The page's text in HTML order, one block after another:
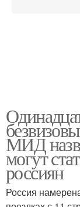
МИД
могут
россиян
Россия